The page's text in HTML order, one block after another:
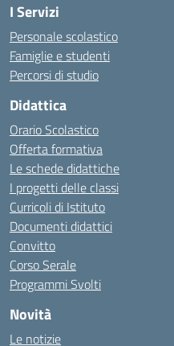
I Servizi
Personale scolastico
Famiglie e studenti
Percorsi di studio
Didattica
Orario Scolastico
Offerta formativa
Le schede didattiche
I progetti delle classi
Curricoli di Istituto
Documenti didattici
Convitto
Corso Serale
Programmi Svolti
Novità
Le notizie